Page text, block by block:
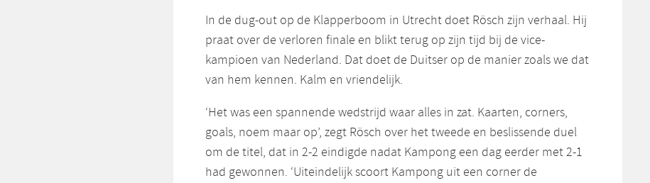
In de dug-out op de Klapperboom in Utrecht doet Rösch zijn verhaal. Hij
praat over de verloren finale en blikt terug op zijn tijd bij de vice-
kampioen van Nederland. Dat doet de Duitser op de manier zoals we dat
van hem kennen. Kalm en vriendelijk.
‘Het was een spannende wedstrijd waar alles in zat. Kaarten, corners,
goals, noem maar op’, zegt Rösch over het tweede en beslissende duel
om de titel, dat in 2-2 eindigde nadat Kampong een dag eerder met 2-1
had gewonnen. ‘Uiteindelijk scoort Kampong uit een corner de